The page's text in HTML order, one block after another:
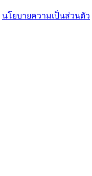
นโยบายความเป็นส่วนตัว